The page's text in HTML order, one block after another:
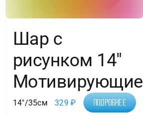
Шар с
рисунком 14″
Мотивирующие
14"/35см 329₽ Подробнее